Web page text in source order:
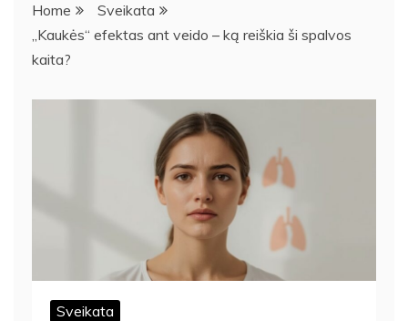
Home
Sveikata
„Kaukės“ efektas ant veido – ką reiškia ši spalvos
kaita?
Sveikata